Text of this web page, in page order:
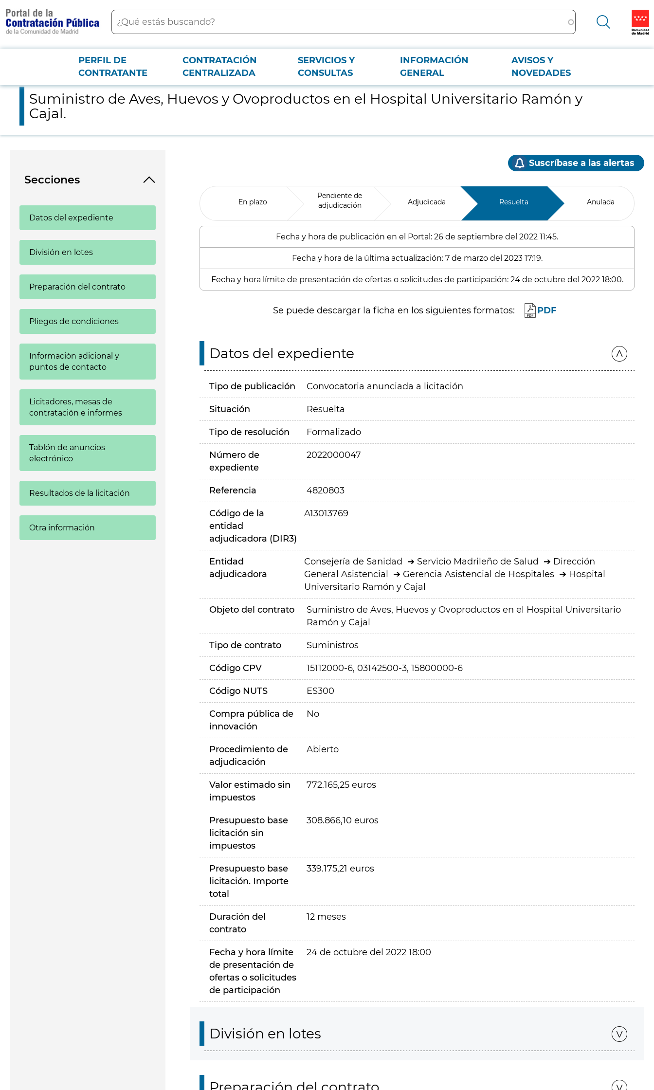
contenido
principal
Buscar
Menú PCON
PERFIL DE
CONTRATANTE
CONTRATACIÓN
CENTRALIZADA
SERVICIOS Y
CONSULTAS
INFORMACIÓN
GENERAL
AVISOS Y
NOVEDADES
Suministro de Aves, Huevos y Ovoproductos en el Hospital Universitario Ramón y Cajal.
Suministro de Aves, Huevos y Ovoproductos en el Hospital Universitario Ramón y
Cajal.
Secciones
Datos del expediente
División en lotes
Preparación del contrato
Pliegos de condiciones
Información adicional y
puntos de contacto
Licitadores, mesas de
contratación e informes
Tablón de anuncios
electrónico
Resultados de la licitación
Otra información
Suscríbase a las alertas
En plazo
Pendiente de
adjudicación
Adjudicada Resuelta Anulada
Fecha y hora de publicación en el Portal: 26 de septiembre del 2022 11:45.
Fecha y hora de la última actualización: 7 de marzo del 2023 17:19.
Fecha y hora límite de presentación de ofertas o solicitudes de participación: 24 de octubre del 2022 18:00.
Se puede descargar la ficha en los siguientes formatos: PDF
Datos del expediente
Tipo de publicación Convocatoria anunciada a licitación
Situación Resuelta
Tipo de resolución Formalizado
Número de
expediente
2022000047
Referencia 4820803
Código de la
entidad
adjudicadora (DIR3)
A13013769
Entidad
adjudicadora
Consejería de Sanidad Servicio Madrileño de Salud
Dirección
General Asistencial
Gerencia Asistencial de Hospitales
Hospital
Universitario Ramón y Cajal
Objeto del contrato
Suministro de Aves, Huevos y Ovoproductos en el Hospital Universitario
Ramón y Cajal
Tipo de contrato Suministros
Código CPV 15112000-6, 03142500-3, 15800000-6
Código NUTS ES300
Compra pública de
innovación
No
Procedimiento de
adjudicación
Abierto
Valor estimado sin
impuestos
772.165,25 euros
Presupuesto base
licitación sin
impuestos
308.866,10 euros
Presupuesto base
licitación. Importe
total
339.175,21 euros
Duración del
contrato
12 meses
Fecha y hora límite
de presentación de
ofertas o solicitudes
de participación
24 de octubre del 2022 18:00
División en lotes